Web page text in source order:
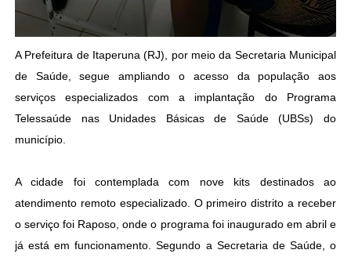
A Prefeitura de Itaperuna (RJ), por meio da Secretaria Municipal
de Saúde, segue ampliando o acesso da população aos
serviços especializados com a implantação do Programa
Telessaúde nas Unidades Básicas de Saúde (UBSs) do
município.
A cidade foi contemplada com nove kits destinados ao
atendimento remoto especializado. O primeiro distrito a receber
o serviço foi Raposo, onde o programa foi inaugurado em abril e
já está em funcionamento. Segundo a Secretaria de Saúde, o